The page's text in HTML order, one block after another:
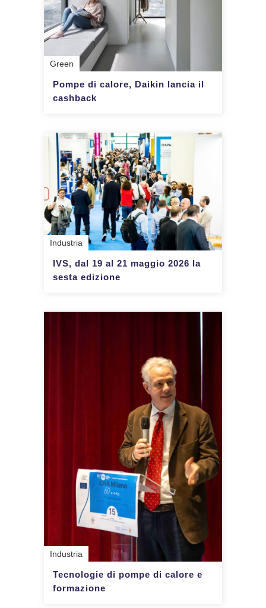
Green
Pompe di calore, Daikin lancia il
cashback
Industria
IVS, dal 19 al 21 maggio 2026 la
sesta edizione
Industria
Tecnologie di pompe di calore e
formazione